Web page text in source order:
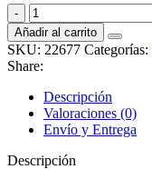
Pinza
de
punta
y
corte
7"
mango
Comfort
Grip,
Pretul
Añadir al carrito
SKU: 22677 Categorías:
Share:
Descripción
Valoraciones (0)
Envío y Entrega
Descripción